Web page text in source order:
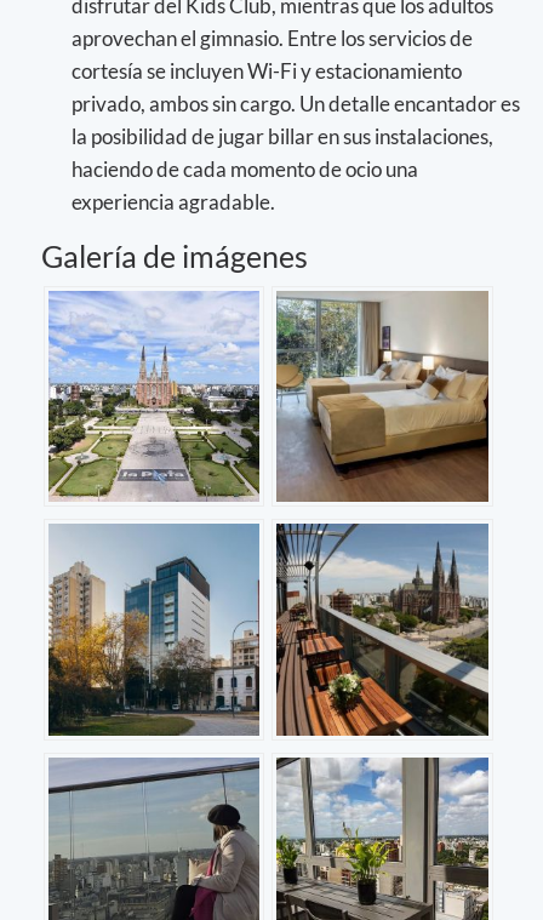
disfrutar del Kids Club, mientras que los adultos
aprovechan el gimnasio. Entre los servicios de
cortesía se incluyen Wi-Fi y estacionamiento
privado, ambos sin cargo. Un detalle encantador es
la posibilidad de jugar billar en sus instalaciones,
haciendo de cada momento de ocio una
experiencia agradable.
Galería de imágenes